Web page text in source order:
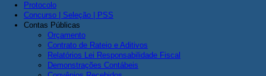
Protocolo
Concurso | Seleção | PSS
Contas Públicas
Orçamento
Contrato de Rateio e Aditivos
Relatórios Lei Responsabilidade Fiscal
Demonstrações Contábeis